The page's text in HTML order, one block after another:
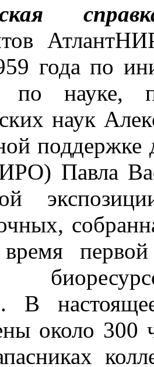
года по
по науке,
наук
Павла
В
около 300